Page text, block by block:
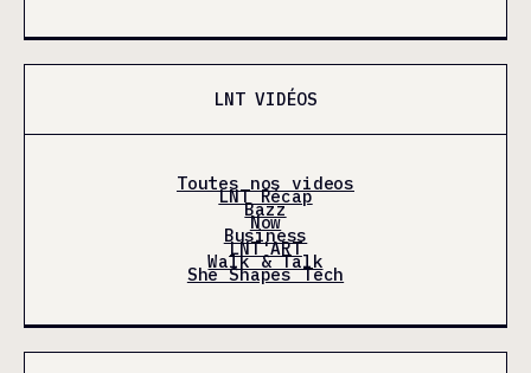
LNT VIDÉOS
Toutes nos videos
LNT Récap
Bazz
Now
Business
LNT'ART
Walk & Talk
She Shapes Tech